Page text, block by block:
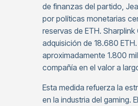
de finanzas del partido,
por políticas monetarias
reservas de ETH.
adquisición de 18.680
aproximadamente 1.800
compañía en el valor a
Esta medida refuerza la
en la industria del gaming.